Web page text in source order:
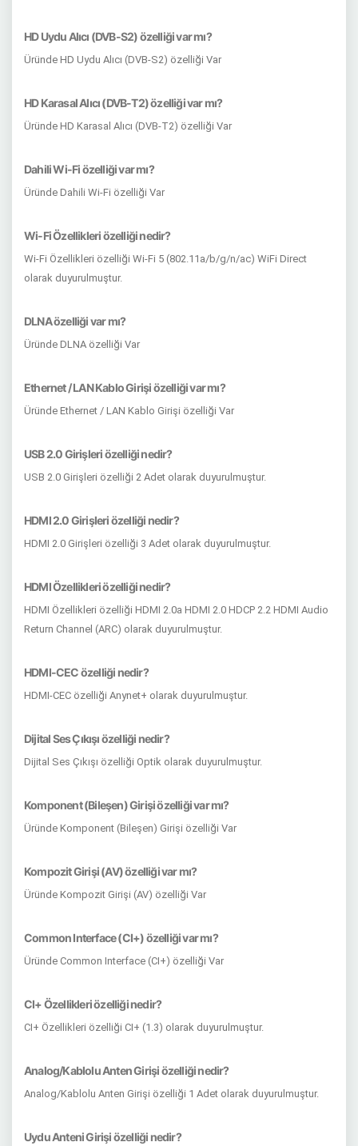
HD Uydu Alıcı (DVB-S2) özelliği var mı?
Üründe HD Uydu Alıcı (DVB-S2) özelliği Var
HD Karasal Alıcı (DVB-T2) özelliği var mı?
Üründe HD Karasal Alıcı (DVB-T2) özelliği Var
Dahili Wi-Fi özelliği var mı?
Üründe Dahili Wi-Fi özelliği Var
Wi-Fi Özellikleri özelliği nedir?
Wi-Fi Özellikleri özelliği Wi-Fi 5 (802.11a/b/g/n/ac) WiFi Direct
olarak duyurulmuştur.
DLNA özelliği var mı?
Üründe DLNA özelliği Var
Ethernet / LAN Kablo Girişi özelliği var mı?
Üründe Ethernet / LAN Kablo Girişi özelliği Var
USB 2.0 Girişleri özelliği nedir?
USB 2.0 Girişleri özelliği 2 Adet olarak duyurulmuştur.
HDMI 2.0 Girişleri özelliği nedir?
HDMI 2.0 Girişleri özelliği 3 Adet olarak duyurulmuştur.
HDMI Özellikleri özelliği nedir?
HDMI Özellikleri özelliği HDMI 2.0a HDMI 2.0 HDCP 2.2 HDMI Audio
Return Channel (ARC) olarak duyurulmuştur.
HDMI-CEC özelliği nedir?
HDMI-CEC özelliği Anynet+ olarak duyurulmuştur.
Dijital Ses Çıkışı özelliği nedir?
Dijital Ses Çıkışı özelliği Optik olarak duyurulmuştur.
Komponent (Bileşen) Girişi özelliği var mı?
Üründe Komponent (Bileşen) Girişi özelliği Var
Kompozit Girişi (AV) özelliği var mı?
Üründe Kompozit Girişi (AV) özelliği Var
Common Interface (CI+) özelliği var mı?
Üründe Common Interface (CI+) özelliği Var
CI+ Özellikleri özelliği nedir?
CI+ Özellikleri özelliği CI+ (1.3) olarak duyurulmuştur.
Analog/Kablolu Anten Girişi özelliği nedir?
Analog/Kablolu Anten Girişi özelliği 1 Adet olarak duyurulmuştur.
Uydu Anteni Girişi özelliği nedir?